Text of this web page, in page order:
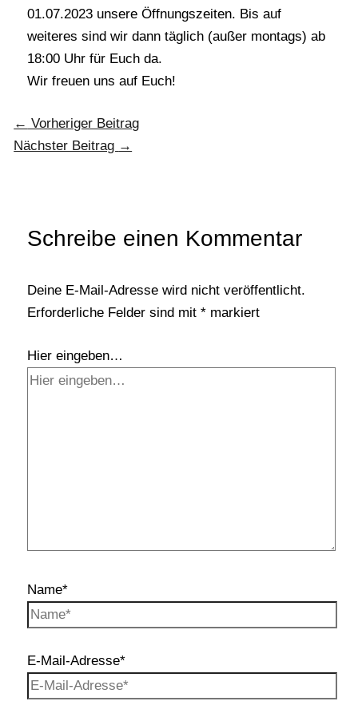
01.07.2023 unsere Öffnungszeiten. Bis auf
weiteres sind wir dann täglich (außer montags) ab
18:00 Uhr für Euch da.
Wir freuen uns auf Euch!
← Vorheriger Beitrag
Nächster Beitrag →
Schreibe einen Kommentar
Deine E-Mail-Adresse wird nicht veröffentlicht.
Erforderliche Felder sind mit* markiert
Hier eingeben…
Name*
E-Mail-Adresse*